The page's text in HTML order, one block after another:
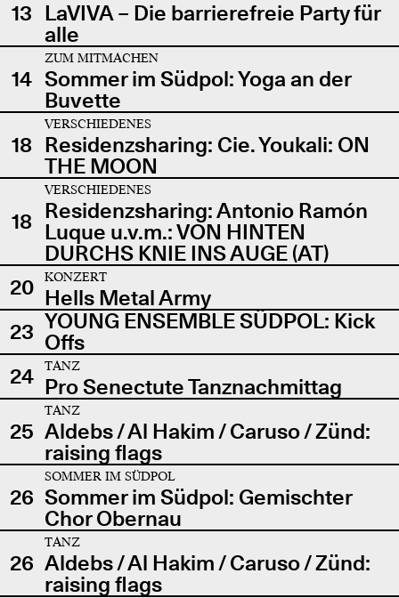
13 LaVIVA – Die barrierefreie Party für
alle
14
ZUM MITMACHEN
Sommer im Südpol: Yoga an der
Buvette
18
VERSCHIEDENES
Residenzsharing: Cie. Youkali: ON
THE MOON
18
VERSCHIEDENES
Residenzsharing: Antonio Ramón
Luque u.v.m.: VON HINTEN
DURCHS KNIE INS AUGE (AT)
20
KONZERT
Hells Metal Army
23 YOUNG ENSEMBLE SÜDPOL: Kick
Offs
24
TANZ
Pro Senectute Tanznachmittag
25
TANZ
Aldebs / Al Hakim / Caruso / Zünd:
raising flags
26
SOMMER IM SÜDPOL
Sommer im Südpol: Gemischter
Chor Obernau
26
TANZ
Aldebs / Al Hakim / Caruso / Zünd:
raising flags